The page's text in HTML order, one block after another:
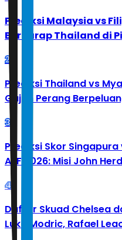
Prediksi Malaysia vs
Berharap Thailand di
2
Prediksi Thailand vs
Gajah Perang
3
Prediksi Skor
AFF 2026: Misi John
4
Daftar Skuad Chelsea
Luka Modric, Rafael